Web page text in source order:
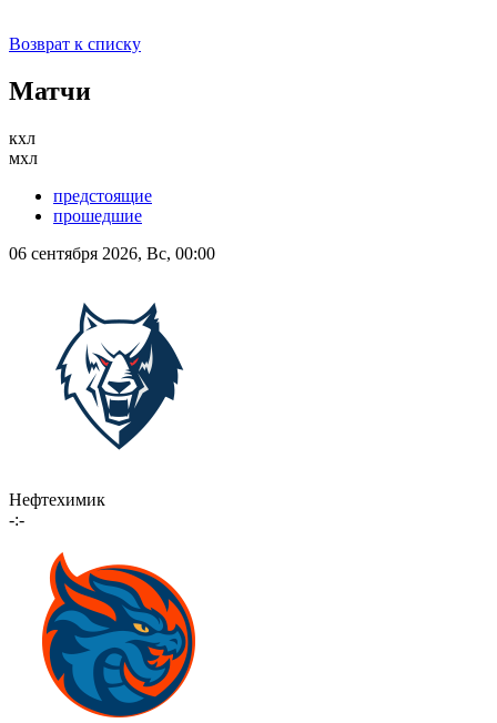
Возврат к списку
Матчи
кхл
мхл
предстоящие
прошедшие
06 сентября 2026, Вс, 00:00
Нефтехимик
-:-